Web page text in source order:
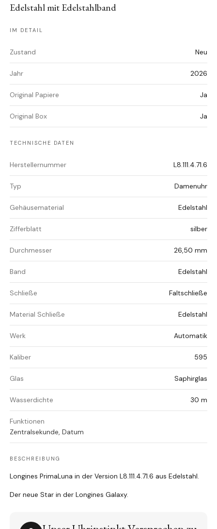
Edelstahl mit Edelstahlband
IM DETAIL
Zustand Neu
Jahr 2026
Original Papiere Ja
Original Box Ja
TECHNISCHE DATEN
Herstellernummer L8.111.4.71.6
Typ Damenuhr
Gehäusematerial Edelstahl
Zifferblatt silber
Durchmesser 26,50 mm
Band Edelstahl
Schließe Faltschließe
Material Schließe Edelstahl
Werk Automatik
Kaliber 595
Glas Saphirglas
Wasserdichte 30 m
Funktionen
Zentralsekunde, Datum
BESCHREIBUNG
Longines PrimaLuna in der Version L8.111.4.71.6 aus Edelstahl.
Der neue Star in der Longines Galaxy.